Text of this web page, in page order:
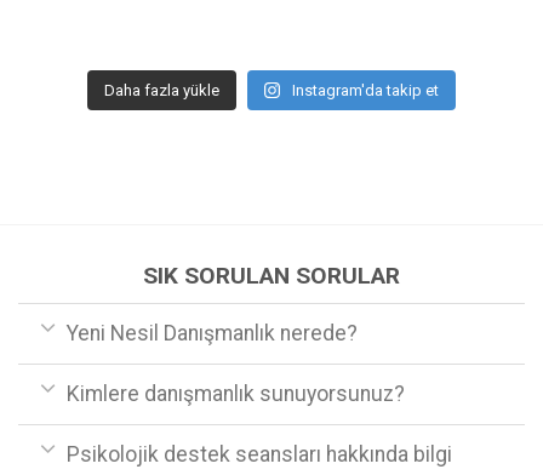
Daha fazla yükle Instagram'da takip et
SIK SORULAN SORULAR
Yeni Nesil Danışmanlık nerede?
Kimlere danışmanlık sunuyorsunuz?
Psikolojik destek seansları hakkında bilgi